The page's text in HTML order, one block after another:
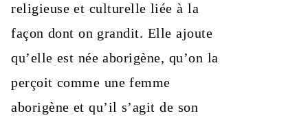
religieuse et culturelle liée à la
façon dont on grandit. Elle ajoute
qu’elle est née aborigène, qu’on la
perçoit comme une femme
aborigène et qu’il s’agit de son